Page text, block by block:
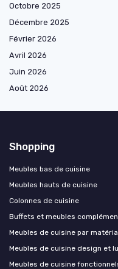
Octobre 2025
Décembre 2025
Février 2026
Avril 2026
Juin 2026
Août 2026
Shopping
Meubles bas de cuisine
Meubles hauts de cuisine
Colonnes de cuisine
Buffets et meubles
Meubles de cuisine par
Meubles de cuisine design et
Meubles de cuisine